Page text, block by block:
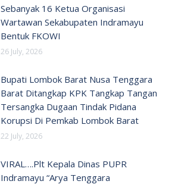
Sebanyak 16 Ketua Organisasi
Wartawan Sekabupaten Indramayu
Bentuk FKOWI
26 July, 2026
Bupati Lombok Barat Nusa Tenggara
Barat Ditangkap KPK Tangkap Tangan
Tersangka Dugaan Tindak Pidana
Korupsi Di Pemkab Lombok Barat
22 July, 2026
VIRAL….Plt Kepala Dinas PUPR
Indramayu “Arya Tenggara